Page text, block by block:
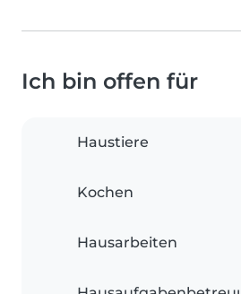
Ich bin offen für
Haustiere
Kochen
Hausarbeiten